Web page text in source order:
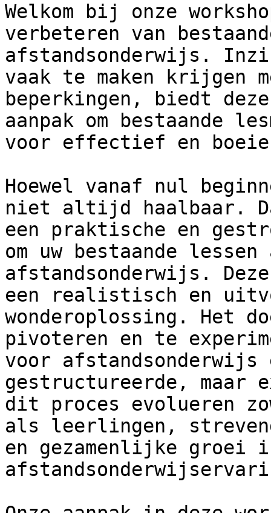
Welkom bij onze
verbeteren van
afstandsonderwijs.
vaak te maken
beperkingen, biedt
aanpak om bestaande
voor effectief en
Hoewel vanaf nul
niet altijd haalbaar.
een praktische en
om uw bestaande
afstandsonderwijs.
een realistisch en
wonderoplossing. Het
pivoteren en te
voor
gestructureerde, maar
dit proces evolueren
als leerlingen,
en gezamenlijke groei